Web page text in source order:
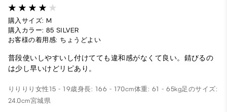
購入サイズ: M
購入カラー: 85 SILVER
お客様の着用感: ちょうどよい
普段使いしやすいし付けてても違和感がなくて良い。錆びるの
は少し早いけどリピあり。
りりりり 女性 15 - 19歳身長: 166 - 170cm体重: 61 - 65kg足のサイズ:
24.0cm宮城県